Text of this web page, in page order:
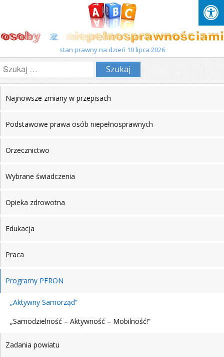
stan prawny na dzień 10 lipca 2026
Najnowsze zmiany w przepisach
Podstawowe prawa osób niepełnosprawnych
Orzecznictwo
Wybrane świadczenia
Opieka zdrowotna
Edukacja
Praca
Programy PFRON
„Aktywny Samorząd”
„Samodzielność – Aktywność – Mobilność!”
Zadania powiatu